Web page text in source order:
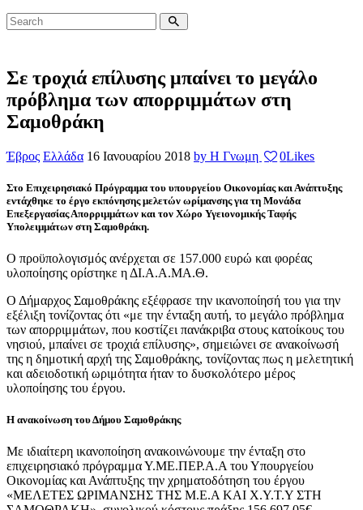
Σε τροχιά επίλυσης μπαίνει το μεγάλο
πρόβλημα των απορριμμάτων στη
Σαμοθράκη
Έβρος Ελλάδα 16 Ιανουαρίου 2018 by Η Γνωμη 0Likes
Στο Επιχειρησιακό Πρόγραμμα του υπουργείου Οικονομίας και Ανάπτυξης
εντάχθηκε το έργο εκπόνησης μελετών ωρίμανσης για τη Μονάδα
Επεξεργασίας Απορριμμάτων και τον Χώρο Υγειονομικής Ταφής
Υπολειμμάτων στη Σαμοθράκη.
Ο προϋπολογισμός ανέρχεται σε 157.000 ευρώ και φορέας
υλοποίησης ορίστηκε η ΔΙ.Α.Α.ΜΑ.Θ.
Ο Δήμαρχος Σαμοθράκης εξέφρασε την ικανοποίησή του για την
εξέλιξη τονίζοντας ότι «με την ένταξη αυτή, το μεγάλο πρόβλημα
των απορριμμάτων, που κοστίζει πανάκριβα στους κατοίκους του
νησιού, μπαίνει σε τροχιά επίλυσης», σημειώνει σε ανακοίνωσή
της η δημοτική αρχή της Σαμοθράκης, τονίζοντας πως η μελετητική
και αδειοδοτική ωριμότητα ήταν το δυσκολότερο μέρος
υλοποίησης του έργου.
Η ανακοίνωση του Δήμου Σαμοθράκης
Με ιδιαίτερη ικανοποίηση ανακοινώνουμε την ένταξη στο
επιχειρησιακό πρόγραμμα Υ.ΜΕ.ΠΕΡ.Α.Α του Υπουργείου
Οικονομίας και Ανάπτυξης την χρηματοδότηση του έργου
«ΜΕΛΕΤΕΣ ΩΡΙΜΑΝΣΗΣ ΤΗΣ Μ.Ε.Α ΚΑΙ Χ.Υ.Τ.Υ ΣΤΗ